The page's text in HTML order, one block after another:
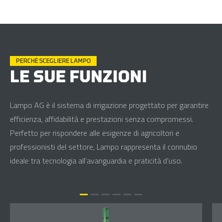
PERCHÉ SCEGLIERE LAMPO
LE SUE FUNZIONI
Lampo AG è il sistema di irrigazione progettato per garantire
efficienza, affidabilità e prestazioni senza compromessi.
Perfetto per rispondere alle esigenze di agricoltori e
professionisti del settore, Lampo rappresenta il connubio
ideale tra tecnologia all’avanguardia e praticità d’uso.